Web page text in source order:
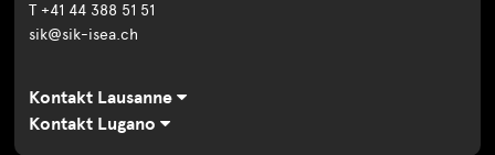
T +41 44 388 51 51
sik@sik-isea.ch
Kontakt Lausanne
Kontakt Lugano